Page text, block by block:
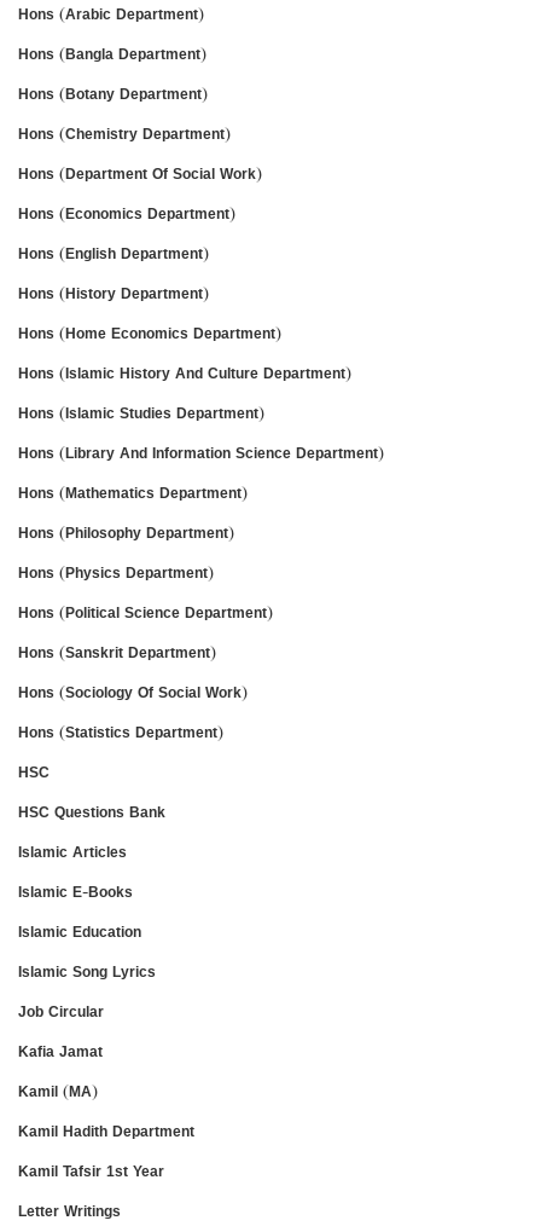
Hons (Arabic Department)
Hons (Bangla Department)
Hons (Botany Department)
Hons (Chemistry Department)
Hons (Department Of Social Work)
Hons (Economics Department)
Hons (English Department)
Hons (History Department)
Hons (Home Economics Department)
Hons (Islamic History And Culture Department)
Hons (Islamic Studies Department)
Hons (Library And Information Science Department)
Hons (Mathematics Department)
Hons (Philosophy Department)
Hons (Physics Department)
Hons (Political Science Department)
Hons (Sanskrit Department)
Hons (Sociology Of Social Work)
Hons (Statistics Department)
HSC
HSC Questions Bank
Islamic Articles
Islamic E-Books
Islamic Education
Islamic Song Lyrics
Job Circular
Kafia Jamat
Kamil (MA)
Kamil Hadith Department
Kamil Tafsir 1st Year
Letter Writings